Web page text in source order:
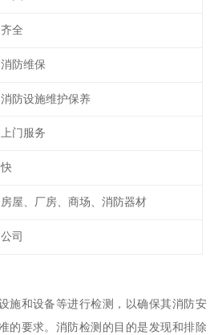
齐全
消防维保
消防设施维护保养
上门服务
快
房屋、厂房、商场、消防器材
公司
施和设备等进行检测，以确保其消防安
的要求。消防检测的目的是发现和排除